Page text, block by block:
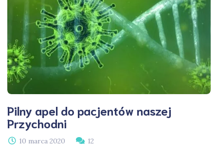
Pilny apel do pacjentów naszej
Przychodni
10 marca 2020 12